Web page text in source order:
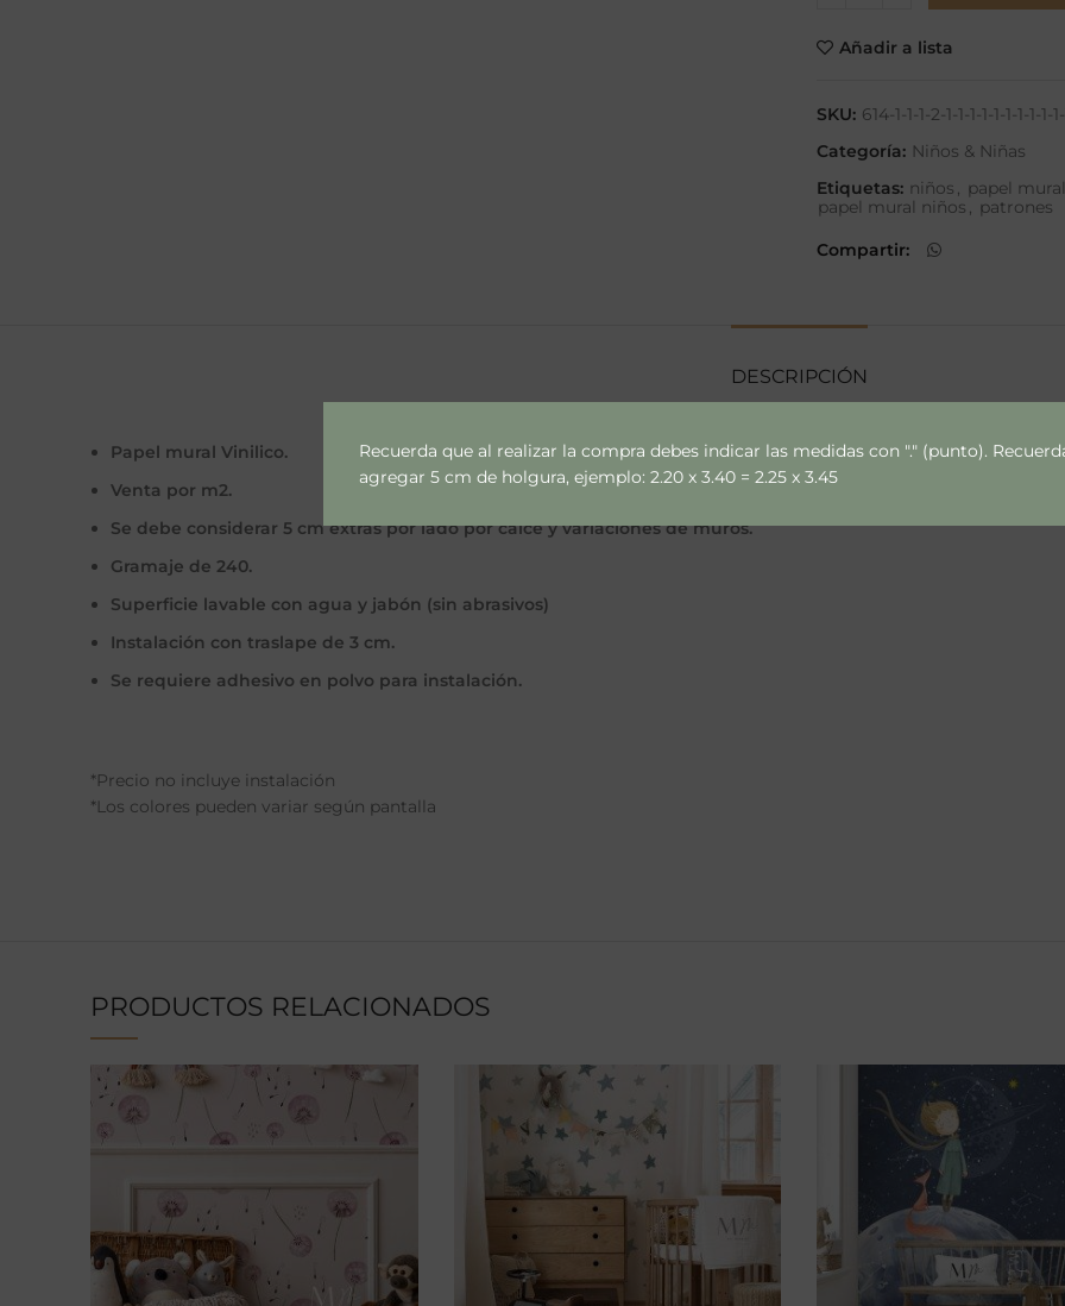
Recuerda que al realizar la compra debes indicar las medidas con "." (punto).
agregar 5 cm de holgura, ejemplo: 2.20 x 3.40 = 2.25 x 3.45
Añadir a lista
SKU: 614-1-1-1-2-1-1-1-1-1-1-1-1-1-
Categoría: Niños & Niñas
Etiquetas: niños , papel mural
papel mural niños , patrones
Compartir
DESCRIPCIÓN
Papel mural Vinilico.
Venta por m2.
Se debe considerar 5 cm extras por lado por calce y variaciones de muros.
Gramaje de 240.
Superficie lavable con agua y jabón (sin abrasivos)
Instalación con traslape de 3 cm.
Se requiere adhesivo en polvo para instalación.
*Precio no incluye instalación
*Los colores pueden variar según pantalla
PRODUCTOS RELACIONADOS